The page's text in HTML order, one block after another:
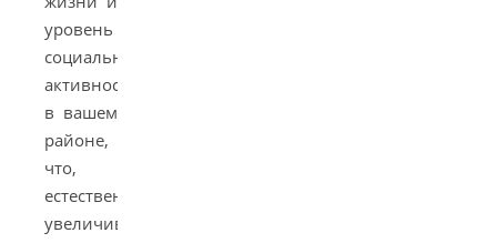
уровень
социальной
активности
в вашем
районе,
что,
естественно,
увеличивает